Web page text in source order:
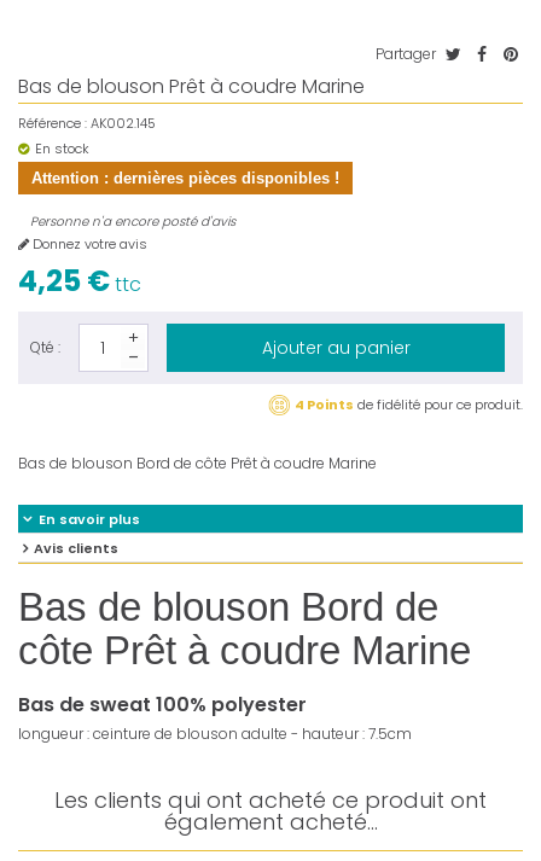
Partager
Bas de blouson Prêt à coudre Marine
Référence :AK002.145
En stock
Attention : dernières pièces disponibles !
Personne n'a encore posté d'avis
Donnez votre avis
4,25 €ttc
Qté : Ajouter au panier
4 Points de fidélité pour ce produit.
Bas de blouson Bord de côte Prêt à coudre Marine
En savoir plus
Avis clients
Bas de blouson Bord de
côte Prêt à coudre Marine
Bas de sweat 100% polyester
longueur : ceinture de blouson adulte - hauteur : 7.5cm
Les clients qui ont acheté ce produit ont
également acheté...